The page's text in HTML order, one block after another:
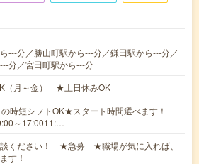
---分／勝山町駅から---分／鎌田駅から---分／
分／宮田町駅から---分
（月～金） ★土日休みOK
時短シフトOK★スタート時間選べます！
～17:0011:…
談ください！ ★急募 ★職場が気に入れば、
す！